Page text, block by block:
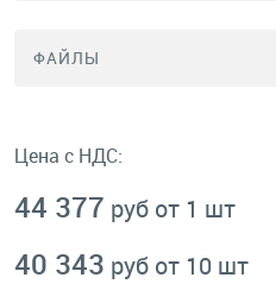
ФАЙЛЫ
Цена с НДС:
44 377 руб от 1 шт
40 343 руб от 10 шт